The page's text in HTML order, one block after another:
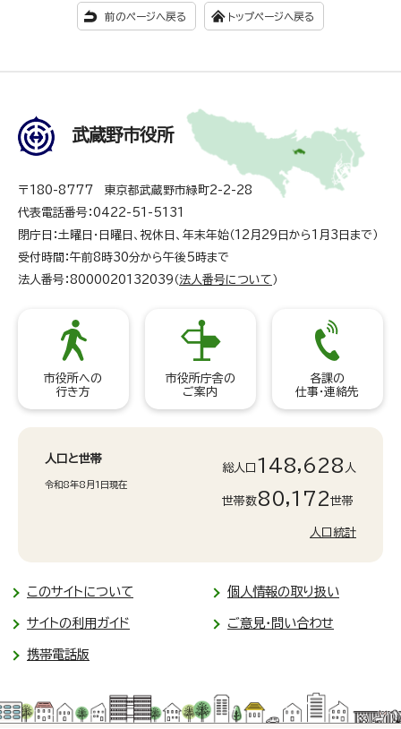
前のページへ戻る トップページへ戻る
武蔵野市役所
〒180-8777 東京都武蔵野市緑町2-2-28
代表電話番号：0422-51-5131
閉庁日：土曜日・日曜日、祝休日、年末年始（12月29日から1月3日まで）
受付時間：午前8時30分から午後5時まで
法人番号：8000020132039（ 法人番号について ）
市役所への
行き方
市役所庁舎の
ご案内
各課の
仕事・連絡先
人口と世帯
令和8年8月1日現在
総人口 148,628 人
世帯数80,172世帯
人口統計
このサイトについて 個人情報の取り扱い
サイトの利用ガイド ご意見・問い合わせ
携帯電話版